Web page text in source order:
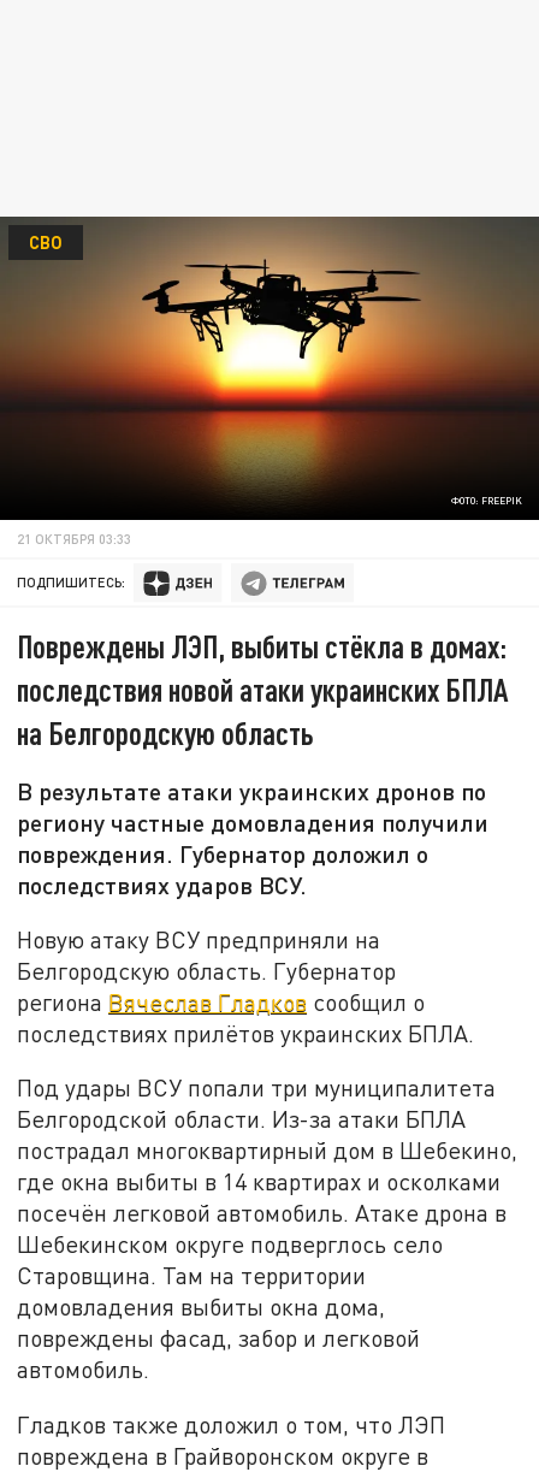
ФОТО: FREEPIK
СВО
21 ОКТЯБРЯ 03:33
ПОДПИШИТЕСЬ:
Повреждены ЛЭП, выбиты стёкла в домах:
последствия новой атаки украинских БПЛА
на Белгородскую область
В результате атаки украинских дронов по
региону частные домовладения получили
повреждения. Губернатор доложил о
последствиях ударов ВСУ.
Новую атаку ВСУ предприняли на
Белгородскую область. Губернатор
региона Вячеслав Гладков сообщил о
последствиях прилётов украинских БПЛА.
Под удары ВСУ попали три муниципалитета
Белгородской области. Из-за атаки БПЛА
пострадал многоквартирный дом в Шебекино,
где окна выбиты в 14 квартирах и осколками
посечён легковой автомобиль. Атаке дрона в
Шебекинском округе подверглось село
Старовщина. Там на территории
домовладения выбиты окна дома,
повреждены фасад, забор и легковой
автомобиль.
Гладков также доложил о том, что ЛЭП
повреждена в Грайворонском округе в